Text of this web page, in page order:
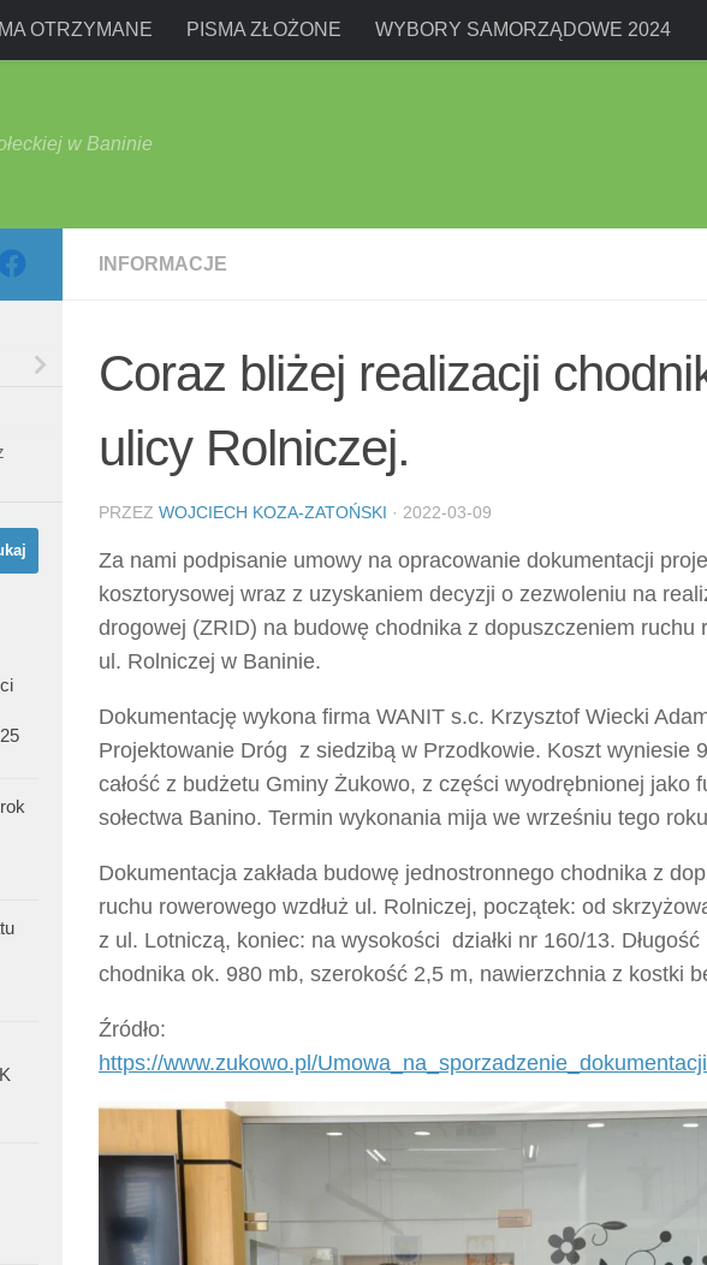
OTRZYMANE PISMA ZŁOŻONE WYBORY SAMORZĄDOWE 2024
w Baninie
INFORMACJE
Coraz bliżej realizacji
ulicy Rolniczej.
PRZEZ WOJCIECH KOZA-ZATOŃSKI · 2022-03-09
Za nami podpisanie umowy na opracowanie dokumentacji
kosztorysowej wraz z uzyskaniem decyzji o zezwoleniu na
drogowej (ZRID) na budowę chodnika z dopuszczeniem ruchu
ul. Rolniczej w Baninie.
Dokumentację wykona firma WANIT s.c. Krzysztof Wiecki
Projektowanie Dróg z siedzibą w Przodkowie. Koszt wyniesie
całość z budżetu Gminy Żukowo, z części wyodrębnionej jako
sołectwa Banino. Termin wykonania mija we wrześniu tego
Dokumentacja zakłada budowę jednostronnego chodnika z
ruchu rowerowego wzdłuż ul. Rolniczej, początek: od
z ul. Lotniczą, koniec: na wysokości działki nr 160/13.
chodnika ok. 980 mb, szerokość 2,5 m, nawierzchnia z kostki
Źródło:
https://www.zukowo.pl/